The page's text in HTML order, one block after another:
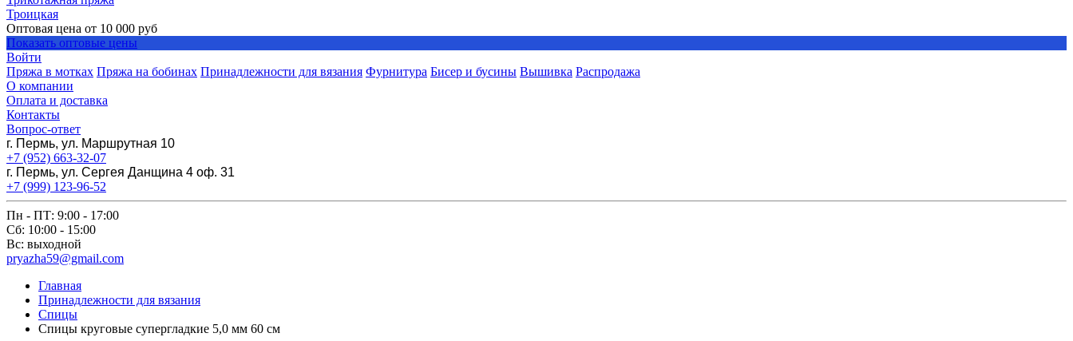
Троицкая
Оптовая цена от 10 000 руб
Показать оптовые цены
Войти
Пряжа в мотках Пряжа на бобинах Принадлежности для вязания Фурнитура Бисер и бусины Вышивка Распродажа
О компании
Оплата и доставка
Контакты
Вопрос-ответ
г. Пермь, ул. Маршрутная 10
+7 (952) 663-32-07
г. Пермь, ул. Сергея Данщина 4 оф. 31
+7 (999) 123-96-52
Пн - ПТ: 9:00 - 17:00
Сб: 10:00 - 15:00
Вс: выходной
pryazha59@gmail.com
Главная
Принадлежности для вязания
Спицы
Спицы круговые супергладкие 5,0 мм 60 см